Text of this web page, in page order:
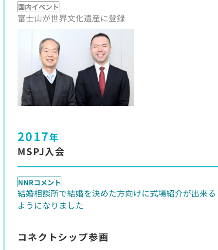
国内イベント
富士山が世界文化遺産に登録
2017年
MSPJ入会
NNRコメント
結婚相談所で結婚を決めた方向けに式場紹介が出来る
ようになりました
コネクトシップ参画